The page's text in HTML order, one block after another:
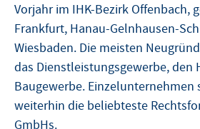
Vorjahr im IHK-Bezirk Offenbach,
Frankfurt, Hanau-Gelnhausen-
Wiesbaden. Die meisten
das Dienstleistungsgewerbe, den
Baugewerbe. Einzelunternehmen
weiterhin die beliebteste
GmbHs.